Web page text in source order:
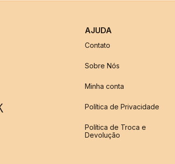
AJUDA
Contato
Sobre Nós
Minha conta
Política de Privacidade
Política de Troca e
Devolução